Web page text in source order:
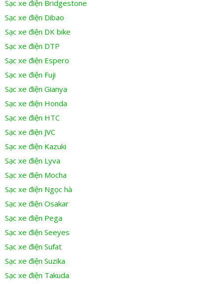
Sạc xe điện Bridgestone
Sạc xe điện Dibao
Sạc xe điện DK bike
Sạc xe điện DTP
Sạc xe điện Espero
Sạc xe điện Fuji
Sạc xe điện Gianya
Sạc xe điện Honda
Sạc xe điện HTC
Sạc xe điện JVC
Sạc xe điện Kazuki
Sạc xe điện Lyva
Sạc xe điện Mocha
Sạc xe điện Ngọc hà
Sạc xe điện Osakar
Sạc xe điện Pega
Sạc xe điện Seeyes
Sạc xe điện Sufat
Sạc xe điện Suzika
Sạc xe điện Takuda